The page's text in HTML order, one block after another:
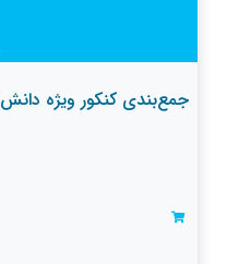
جمع‌بندی کنکور ویژه